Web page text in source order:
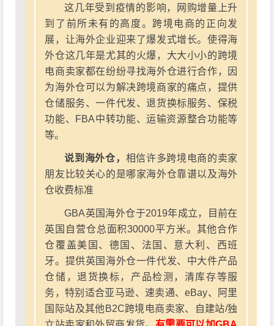
这几年受到疫情的影响，网购增量上升
到了前所未有的高度。跨境电商的正向发
展，让海外企业迎来了爆发式增长。使得海
外仓这几年是尤其的火爆，大大小小的跨境
电商卖家都在纷纷寻找海外仓进行合作，因
为海外仓可以为解决跨境商家的痛点，提供
仓储服务、一件代发、退货换标服务、保税
功能、FBA中转功能、运输资源整合功能等
等。
说到海外仓， 相信许多跨境电商的卖家
朋友比较关心的是哪家海外仓靠谱以及海外
仓收费标准
GBA英国海外仓于2019年成立，目前在
英国自营仓总面积30000平方米。其他合作
仓覆盖美国、德国、法国、意大利、西班
牙。提供英国海外仓一件代发、中大件产品
仓储，退货换标，产品检测，清库存等服
务，特别适合亚马逊、速卖通、eBay、阿里
国际站及其他B2C跨境电商卖家、自建站/独